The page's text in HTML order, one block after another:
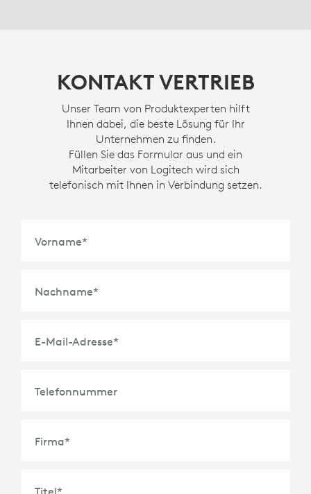
KONTAKT VERTRIEB
Unser Team von Produktexperten hilft
Ihnen dabei, die beste Lösung für Ihr
Unternehmen zu finden.
Füllen Sie das Formular aus und ein
Mitarbeiter von Logitech wird sich
telefonisch mit Ihnen in Verbindung setzen.
Vorname*
Nachname*
E-Mail-Adresse*
Telefonnummer
Firma*
Titel*